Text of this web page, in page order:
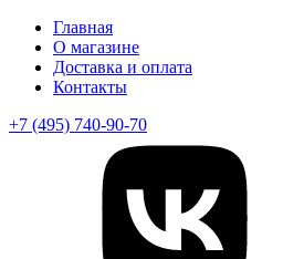
Главная
О магазине
Доставка и оплата
Контакты
+7 (495) 740-90-70